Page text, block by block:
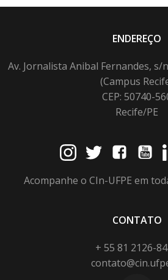
ENDEREÇO
Av. Jornalista Anibal Fernandes,
(Campus
CEP: 50740-
Recife/PE
Acompanhe o CIn-UFPE em
CONTATO
+ 55 81 2126-